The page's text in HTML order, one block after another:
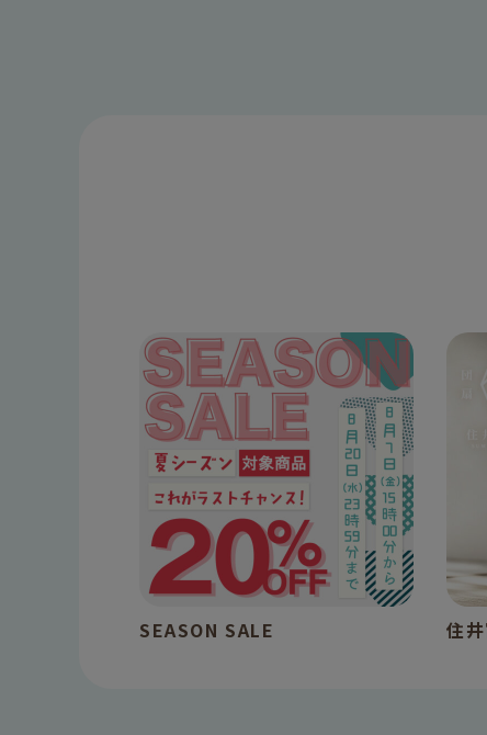
SEASON SALE 住